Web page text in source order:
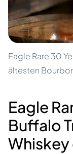
Eagle Rare 30
ältesten
Eagle
Buffalo